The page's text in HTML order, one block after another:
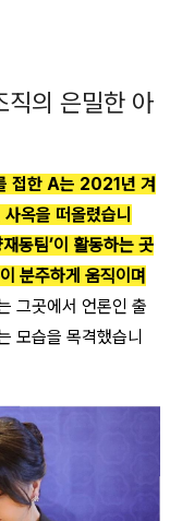
직의 은밀한 아
접한 A는 2021년 겨
옥을 떠올렸습니
동팀’이 활동하는 곳
분주하게 움직이며
그곳에서 언론인 출
모습을 목격했습니